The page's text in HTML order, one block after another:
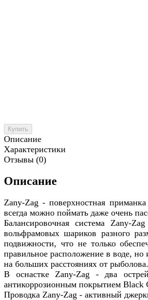
Купить
Описание
Характеристики
Отзывы (0)
Описание
Zany-Zag - поверхностная
всегда можно поймать даже очень
Балансировочная система Zany-
вольфрамовых шариков разного
подвижности, что не только
правильное расположение в воде,
на больших расстояниях от рыболова.
В оснастке Zany-Zag - два
антикоррозионным покрытием Black
Проводка Zany-Zag - активный